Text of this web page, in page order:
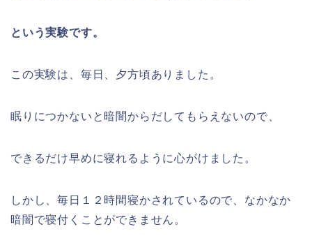
という実験です。
この実験は、毎日、夕方頃ありました。
眠りにつかないと暗闇からだしてもらえないので、
できるだけ早めに寝れるように心がけました。
しかし、毎日１２時間寝かされているので、なかなか
暗闇で寝付くことができません。